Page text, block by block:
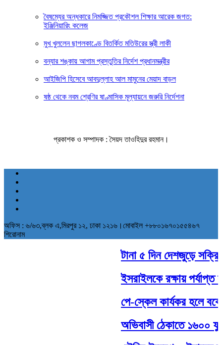
বৈষম্যের অন্ধকারে নিমজ্জিত প্রকৌশল শিক্ষার আরেক জগত:
ইঞ্জিনিয়ারিং কলেজ
মুখ খুললেন ছাগলকাণ্ডে বিতর্কিত মতিউরের স্ত্রী লাকী
বন্যার শঙ্কায় আগাম প্রস্তুতির নির্দেশ প্রধানমন্ত্রীর
আইজিপি হিসেবে আবদুল্লাহ আল মামুনের মেয়াদ বাড়ল
ষষ্ঠ থেকে নবম শ্রেণির ষাণ্মাসিক মূল্যায়নে জরুরি নির্দেশনা
প্রকাশক ও সম্পাদক : সৈয়দ তাওহিদুর রহমান।
অফিস : ৬/৬৩,ব্লক এ,মিরপুর ১২, ঢাকা ১২১৬।মোবাইল +৮৮০১৬৭০১৫৫৪৬৭
শিরোনাম
টানা ৫ দিন দেশজুড়ে
ইসরাইলকে রক্ষায় পর্যাপ্ত
পে-স্কেল কার্যকর হলে
অভিবাসী ঠেকাতে ১৬০০